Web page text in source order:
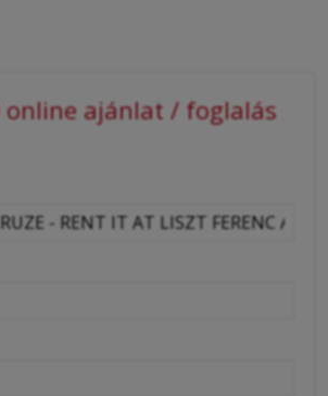
online ajánlat / foglalás